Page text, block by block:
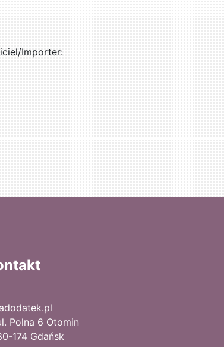
Importer:
6 Otomin
Gdańsk